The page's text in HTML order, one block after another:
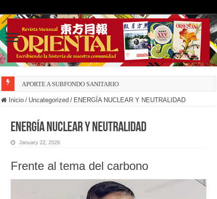
APORTE A SUBFONDO SANITARIO
Inicio / Uncategorized / ENERGÍA NUCLEAR Y NEUTRALIDAD
ENERGÍA NUCLEAR Y NEUTRALIDAD
January 22, 2026
Frente al tema del carbono